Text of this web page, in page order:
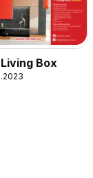
Box